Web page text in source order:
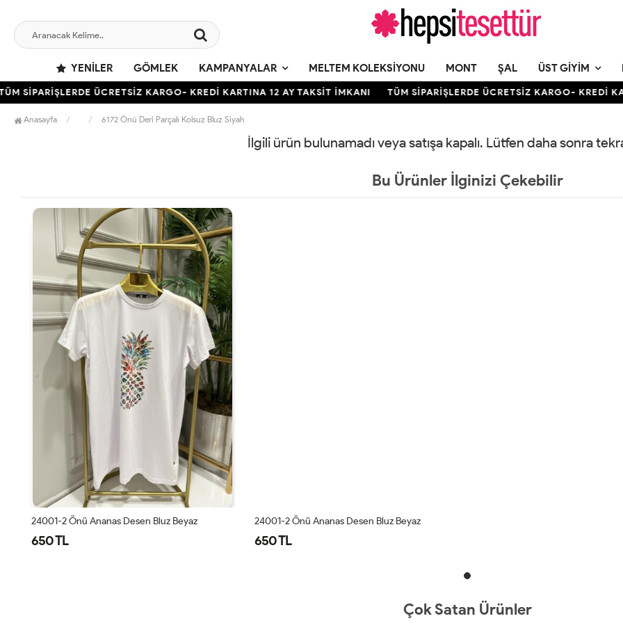
YENILER GÖMLEK KAMPANYALAR MELTEM KOLEKSIYONU MONT ŞAL ÜST GIYIM
SİPARİŞLERDE ÜCRETSİZ KARGO- KREDİ KARTINA 12 AY TAKSİT İMKANI TÜM SİPARİŞLERDE ÜCRETSİZ KARGO- KREDİ
Anasayfa 6172 Önü Deri Parçalı Kolsuz Bluz Siyah
İlgili ürün bulunamadı veya satışa kapalı. Lütfen daha sonra
Bu Ürünler İlginizi Çekebilir
24001-2 Önü Ananas Desen Bluz Beyaz
650 TL
24001-2 Önü Ananas Desen Bluz Beyaz
650 TL
Çok Satan Ürünler